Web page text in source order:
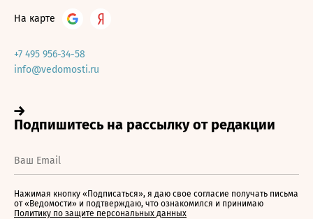
На карте
+7 495 956-34-58
info@vedomosti.ru
Нажимая кнопку «Подписаться», я даю свое согласие получать письма
от «Ведомости» и подтверждаю, что ознакомился и принимаю
Политику по защите персональных данных